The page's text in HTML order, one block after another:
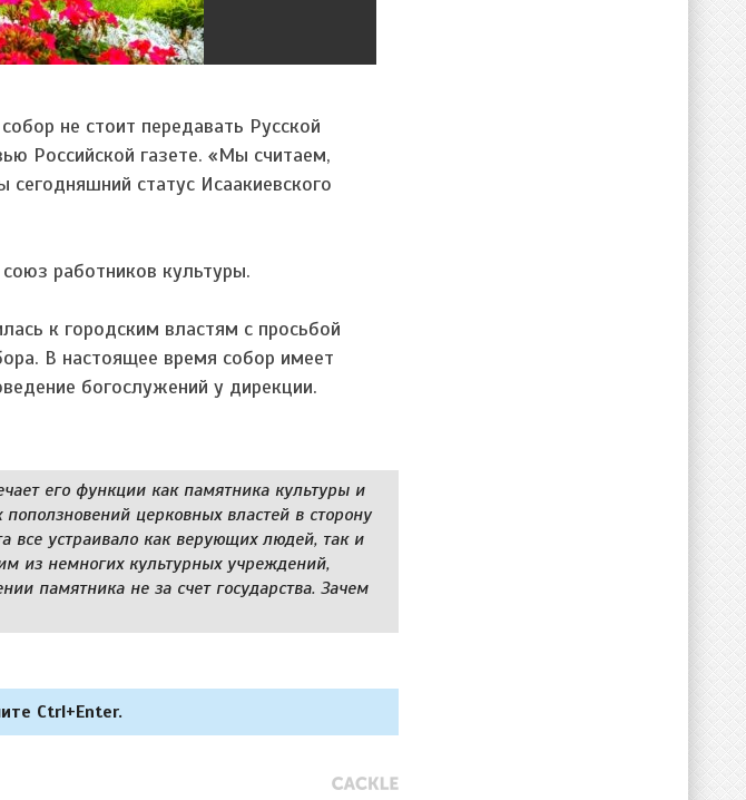
не стоит передавать Русской
Российской газете. «Мы считаем,
сегодняшний статус Исаакиевского
работников культуры.
к городским властям с просьбой
В настоящее время собор имеет
богослужений у дирекции.
его функции как памятника культуры и
церковных властей в сторону
все устраивало как верующих людей, так и
из немногих культурных учреждений,
памятника не за счет государства. Зачем
Ctrl+Enter.